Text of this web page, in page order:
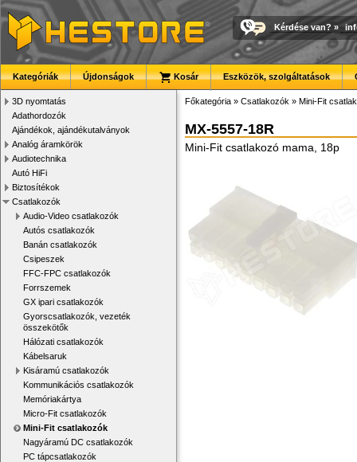
Kérdése van? »
Kategóriák Újdonságok Kosár Eszközök, szolgáltatások
3D nyomtatás
Adathordozók
Ajándékok, ajándékutalványok
Analóg áramkörök
Audiotechnika
Autó HiFi
Biztosítékok
Csatlakozók
Audio-Video csatlakozók
Autós csatlakozók
Banán csatlakozók
Csipeszek
FFC-FPC csatlakozók
Forrszemek
GX ipari csatlakozók
Gyorscsatlakozók, vezeték
összekötők
Hálózati csatlakozók
Kábelsaruk
Kisáramú csatlakozók
Kommunikációs csatlakozók
Memóriakártya
Micro-Fit csatlakozók
Mini-Fit csatlakozók
Nagyáramú DC csatlakozók
PC tápcsatlakozók
Főkategória » Csatlakozók » Mini-Fit
MX-5557-18R
Mini-Fit csatlakozó mama, 18p